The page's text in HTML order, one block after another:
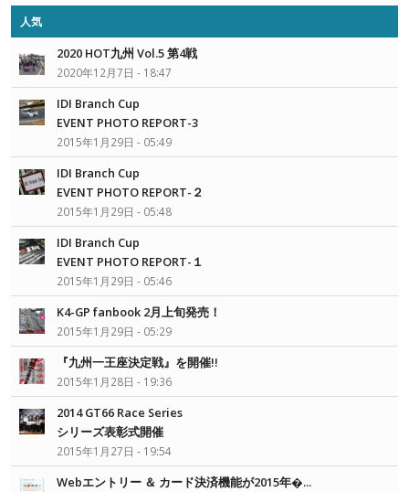
人気
2020 HOT九州 Vol.5 第4戦
2020年12月7日 - 18:47
IDI Branch Cup
EVENT PHOTO REPORT-3
2015年1月29日 - 05:49
IDI Branch Cup
EVENT PHOTO REPORT-２
2015年1月29日 - 05:48
IDI Branch Cup
EVENT PHOTO REPORT-１
2015年1月29日 - 05:46
K4-GP fanbook 2月上旬発売！
2015年1月29日 - 05:29
『九州一王座決定戦』を開催!!
2015年1月28日 - 19:36
2014 GT66 Race Series
シリーズ表彰式開催
2015年1月27日 - 19:54
Webエントリー ＆ カード決済機能が2015年�...